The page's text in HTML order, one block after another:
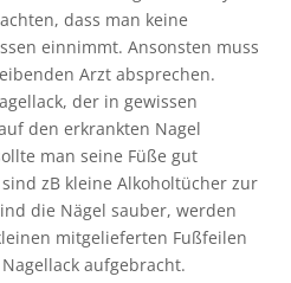
dass man keine
einnimmt. Ansonsten muss
Arzt absprechen.
der in gewissen
den erkrankten Nagel
man seine Füße gut
zB kleine Alkoholtücher zur
die Nägel sauber, werden
mitgelieferten Fußfeilen
aufgebracht.